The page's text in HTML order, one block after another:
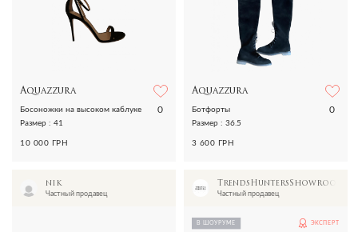
Aquazzura
0
Босоножки на высоком каблуке
Размер : 41
10 000 ГРН
Aquazzura
0
Ботфорты
Размер : 36.5
3 600 ГРН
nik
Частный продавец
TrendsHuntersShowroom
Частный продавец
В ШОУРУМЕ ЭКСПЕРТ